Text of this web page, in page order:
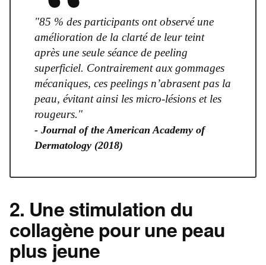
"85 % des participants ont observé une
amélioration de la clarté de leur teint
après une seule séance de peeling
superficiel. Contrairement aux gommages
mécaniques, ces peelings n’abrasent pas la
peau, évitant ainsi les micro-lésions et les
rougeurs."
- Journal of the American Academy of
Dermatology (2018)
2. Une stimulation du
collagène pour une peau
plus jeune